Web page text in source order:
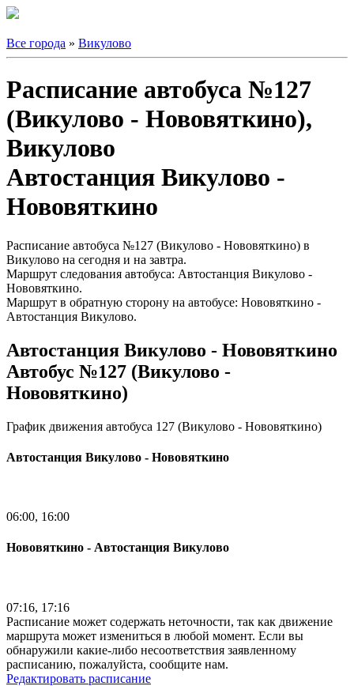
Все города » Викулово
Расписание автобуса №127
(Викулово - Нововяткино),
Викулово
Автостанция Викулово -
Нововяткино
Расписание автобуса №127 (Викулово - Нововяткино) в
Викулово на сегодня и на завтра.
Маршрут следования автобуса: Автостанция Викулово -
Нововяткино.
Маршрут в обратную сторону на автобусе: Нововяткино -
Автостанция Викулово.
Автостанция Викулово - Нововяткино
Автобус №127 (Викулово -
Нововяткино)
График движения автобуса 127 (Викулово - Нововяткино)
Автостанция Викулово - Нововяткино
06:00, 16:00
Нововяткино - Автостанция Викулово
07:16, 17:16
Расписание может содержать неточности, так как движение
маршрута может измениться в любой момент. Если вы
обнаружили какие-либо несоответствия заявленному
расписанию, пожалуйста, сообщите нам.
Редактировать расписание